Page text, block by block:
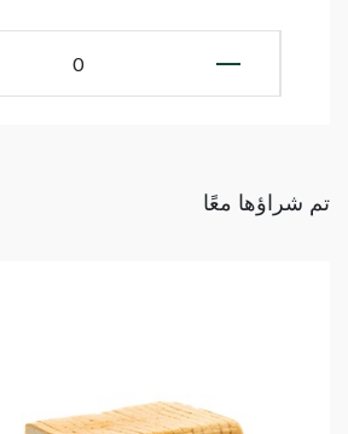
0
تم شراؤها معًا